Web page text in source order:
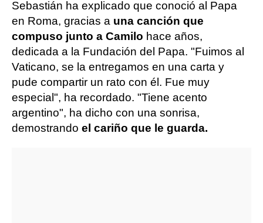
Sebastián ha explicado que conoció al Papa
en Roma, gracias a una canción que
compuso junto a Camilo hace años,
dedicada a la Fundación del Papa. "Fuimos al
Vaticano, se la entregamos en una carta y
pude compartir un rato con él. Fue muy
especial", ha recordado. "Tiene acento
argentino", ha dicho con una sonrisa,
demostrando el cariño que le guarda.